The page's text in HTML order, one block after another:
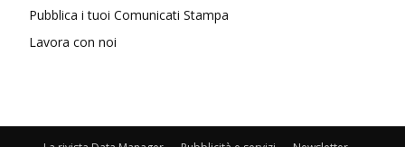
Pubblica i tuoi Comunicati Stampa
Lavora con noi